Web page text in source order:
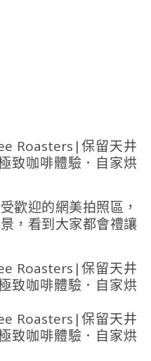
歡迎的網美拍照區，
，看到大家都會禮讓